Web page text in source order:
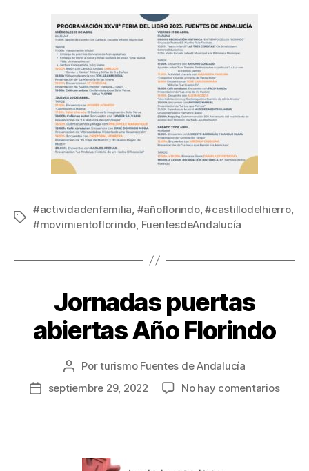
#actividadenfamilia, #añoflorindo,#castillodelhierro,
#movimientoflorindo, FuentesdeAndalucía
Jornadas puertas
abiertas Año Florindo
Porturismo Fuentes de Andalucía
septiembre 29, 2022
No hay comentarios